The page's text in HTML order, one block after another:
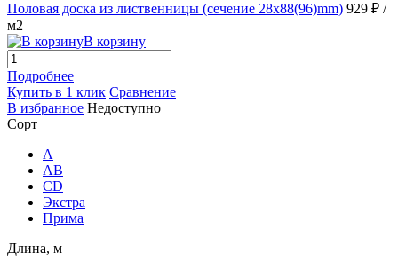
Половая доска из лиственницы (сечение 28x88(96)mm) 929 ₽ /
м2
В корзину
Подробнее
Купить в 1 клик Сравнение
В избранное Недоступно
Сорт
A
AB
CD
Экстра
Прима
Длина, м